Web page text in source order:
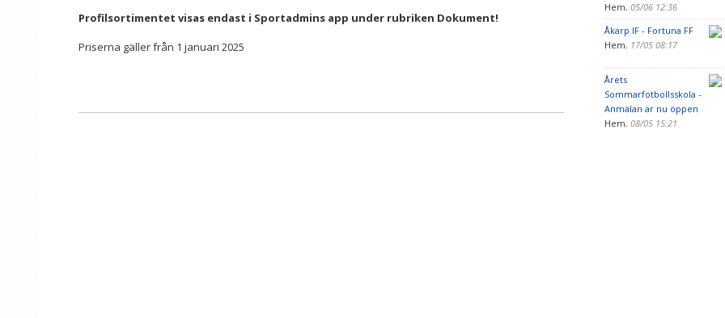
Profilsortimentet visas endast i Sportadmins app under rubriken Dokument!
Priserna gäller från 1 januari 2025
Hem, 05/06 12:36
Åkarp IF - Fortuna FF
Hem, 17/05 08:17
Årets
Sommarfotbollsskola -
Anmälan är nu öppen
Hem, 08/05 15:21